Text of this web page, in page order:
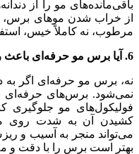
باقی‌مانده‌های مو را از
از خراب شدن موهای برس،
مرطوب، نه کاملاً خیس،
6. آیا برس مو حرفه‌ای باعث ریزش مو می‌شود؟
نه، برس مو حرفه‌ای اگر
نمی‌شود. برس‌های حرفه‌ای
فولیکول‌های مو جلوگیری
کشیدن آن به شدت روی
می‌تواند منجر به آسیب و
بهتر است برس را با دقت و